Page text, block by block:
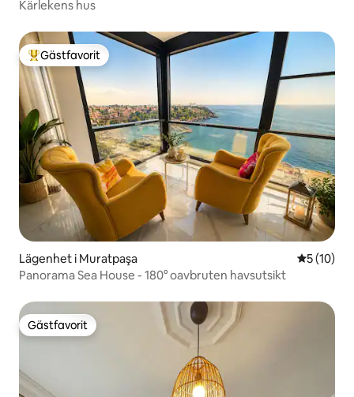
Kärlekens hus
Populär gästfavorit
Gästfavorit
Lägenhet i Muratpaşa 5 av 5 i
5 (10)
Panorama Sea House - 180° oavbruten havsutsikt
Gästfavorit
Gästfavorit